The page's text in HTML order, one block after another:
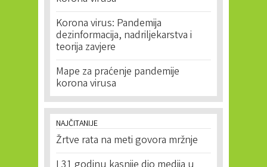
Korona virus: Pandemija
dezinformacija, nadriljekarstva i
teorija zavjere
Mape za praćenje pandemije
korona virusa
NAJČITANIJE
Žrtve rata na meti govora mržnje